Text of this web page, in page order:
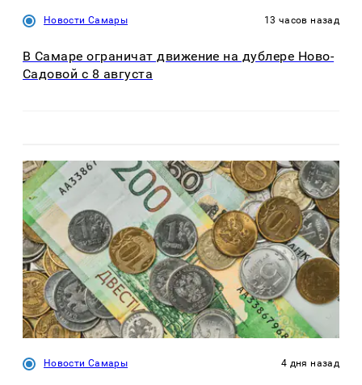
Новости Самары 13 часов назад
В Самаре ограничат движение на дублере Ново-
Садовой с 8 августа
Новости Самары 4 дня назад